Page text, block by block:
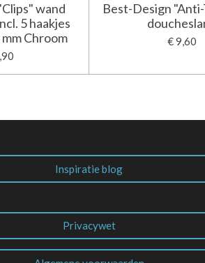
wand
5 haakjes
Chroom
Best-Design
€ 9,60
Inspiratie blog
Privacywet